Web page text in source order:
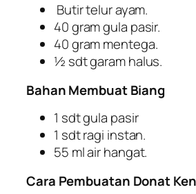
Butir telur ayam.
40 gram gula pasir.
40 gram mentega.
½ sdt garam halus.
Bahan Membuat Biang
1 sdt gula pasir
1 sdt ragi instan.
55 ml air hangat.
Cara Pembuatan Donat